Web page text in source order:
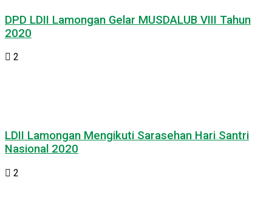
DPD LDII Lamongan Gelar MUSDALUB VIII Tahun
2020
2
LDII Lamongan Mengikuti Sarasehan Hari Santri
Nasional 2020
2